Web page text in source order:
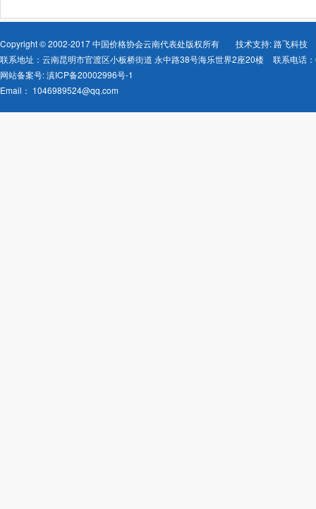
Copyright © 2002-2017 中国价格协会云南代表处版权所有
技术支持: 路飞科技
联系地址：云南昆明市官渡区小板桥街道 永中路38号海乐世界2座20楼
联系电话
网站备案号:滇ICP备20002996号-1
Email： 1046989524@qq.com